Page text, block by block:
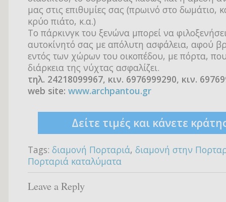
μας στις επιθυμίες σας (πρωινό στο δωμάτιο,
κρύο πιάτο, κ.α.)
Το πάρκινγκ του ξενώνα μπορεί να
αυτοκίνητό σας με απόλυτη ασφάλεια, αφού
εντός των χώρων του οικοπέδου, με πόρτα,
διάρκεια της νύχτας ασφαλίζει.
τηλ. 24218099967, κιν. 6976999290, κιν.
web site: www.archpantou.gr
Δείτε τιμές και κάνετε
Tags: διαμονή Πορταριά, διαμονή στην
Πορταριά καταλύματα
Leave a Reply